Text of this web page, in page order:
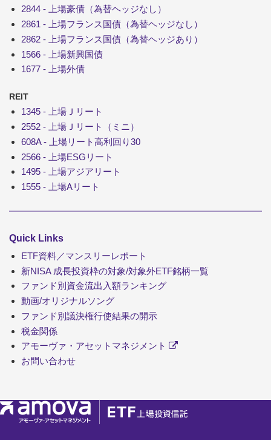
2844 - 上場豪債（為替ヘッジなし）
2861 - 上場フランス国債（為替ヘッジなし）
2862 - 上場フランス国債（為替ヘッジあり）
1566 - 上場新興国債
1677 - 上場外債
REIT
1345 - 上場Ｊリート
2552 - 上場Ｊリート（ミニ）
608A - 上場リート高利回り30
2566 - 上場ESGリート
1495 - 上場アジアリート
1555 - 上場Aリート
Quick Links
ETF資料／マンスリーレポート
新NISA 成長投資枠の対象/対象外ETF銘柄一覧
ファンド別資金流出入額ランキング
動画/オリジナルソング
ファンド別議決権行使結果の開示
税金関係
アモーヴァ・アセットマネジメント
お問い合わせ